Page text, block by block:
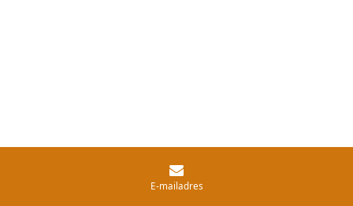
E-mailadres